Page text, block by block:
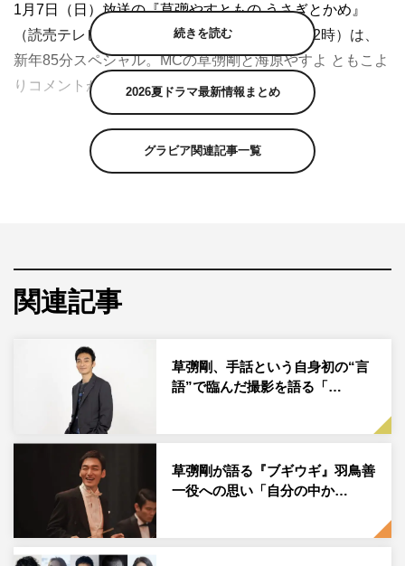
1月7日（日）放送の『草彅やすともの うさぎとかめ』
（読売テレビ／関西ローカル 午後0時35分～2時）は、
新年85分スペシャル。MCの草彅剛と海原やすよ ともこよ
りコメントが到着した。
2024年最初の放送は、新春記念の“おめでたい企画”からス
タート。以前からたびたび「餅つきがしたい」と言ってい
た草彅とやすとものため、本格的な餅つきセットを用意。
早速、餅つき名人のVTRを参考に、草彅、やすとも、ミル
クボーイ（駒場孝、内海崇）も実際に餅をついてみること
に。きねを振る役、臼の餅をこねる役、きねに水を付ける
錯誤するが…。最後は仕上げに草彅が力いっぱいきねを振
るい、「いや～、初めて餅ついたわ！ 楽しかった！」と
大満足。
まずはできたての餅を何も付けずにそのまま試食すると、
想像をはるかに超えるおいしさに一同は「うまいね～！」
「めっちゃモチモチ」「全然違う」と騒然。きな粉も加え
て「めっちゃうまい！」と感激した草彅はお代わりも。
続きを読む
2026夏ドラマ最新情報まとめ
グラビア関連記事一覧
関連記事
草彅剛、手話という自身初の“言
語”で臨んだ撮影を語る「…
草彅剛が語る『ブギウギ』羽鳥善
一役への思い「自分の中か…